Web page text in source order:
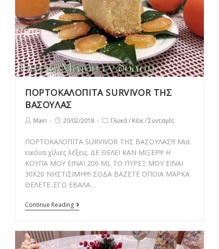
ΠΟΡΤΟΚΑΛΟΠΙΤΑ SURVIVOR ΤΗΣ
ΒΑΣΟΥΛΑΣ
PostMairi
Post20/02/2018
PostΓλυκά/ Κέϊκ/Συνταγές
ΠΟΡΤΟΚΑΛΟΠΙΤΑ SURVIVOR ΤΗΣ ΒΑΣΟΥΛΑΣ!!! Μια
εικόνα χίλιες λέξεις. ΔΕ ΘΕΛΕΙ ΚΑΝ ΜΙΞΕΡ!!! Η
ΚΟΥΠΑ ΜΟΥ ΕΙΝΑΙ 200 ML TO ΠΥΡΕΞ ΜΟΥ ΕΙΝΑΙ
30Χ20 ΝΗΣΤΙΣΙΜΗ!!!! ΣΟΔΑ ΒΑΖΕΤΕ ΟΠΟΙΑ ΜΑΡΚΑ
ΘΕΛΕΤΕ..ΕΓΩ ΕΒΑΛΑ…
Continue Reading ΠΟΡΤΟΚΑΛΟΠΙΤΑ
ΒΑΣΟΥΛΑΣ